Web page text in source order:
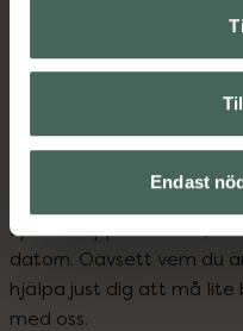
Endast
Kronans Apotek finns här
syd till Lappland i norr,
datorn. Oavsett vem du
hjälpa just dig att må
med oss.